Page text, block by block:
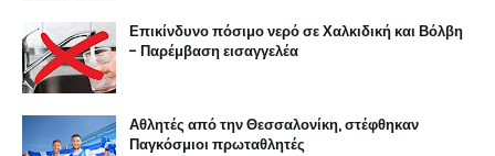
Επικίνδυνο πόσιμο νερό σε Χαλκιδική και Βόλβη
- Παρέμβαση εισαγγελέα
Αθλητές από την Θεσσαλονίκη, στέφθηκαν
Παγκόσμιοι πρωταθλητές